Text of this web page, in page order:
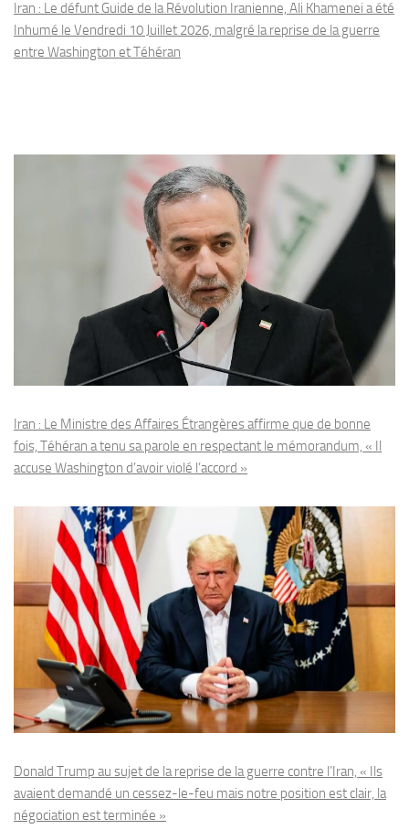
Iran : Le défunt Guide de la Révolution Iranienne, Ali Khamenei a été
Inhumé le Vendredi 10 Juillet 2026, malgré la reprise de la guerre
entre Washington et Téhéran
Iran : Le Ministre des Affaires Étrangères affirme que de bonne
fois, Téhéran a tenu sa parole en respectant le mémorandum, « Il
accuse Washington d’avoir violé l’accord »
Donald Trump au sujet de la reprise de la guerre contre l’Iran, « Ils
avaient demandé un cessez-le-feu mais notre position est clair, la
négociation est terminée »